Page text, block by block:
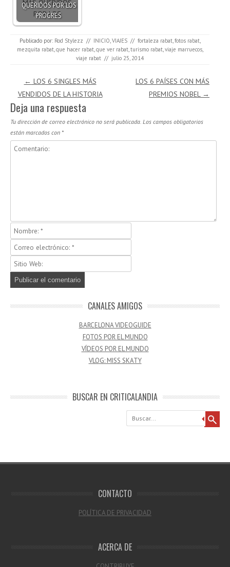
QUERIDOS POR LOS
PROGRES
Publicado por: Rod Stylezz // INICIO VIAJES // fortaleza rabat, fotos rabat,
mezquita rabat, que hacer rabat, que ver rabat, turismo rabat, viaje marruecos,
viaje rabat // julio 25, 2014
Navegación de entradas
← LOS 6 SINGLES MÁS
VENDIDOS DE LA HISTORIA
LOS 6 PAÍSES CON MÁS
PREMIOS NOBEL →
Deja una respuesta
Tu dirección de correo electrónico no será publicada. Los campos obligatorios
están marcados con *
CANALES AMIGOS
BARCELONA VIDEOGUIDE
FOTOS POR EL MUNDO
VÍDEOS POR EL MUNDO
VLOG: MISS SKATY
BUSCAR EN CRITICALANDIA
Buscar
CONTACTO
POLÍTICA DE PRIVACIDAD
ACERCA DE